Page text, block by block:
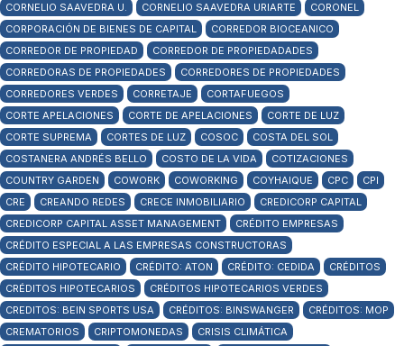
CORNELIO SAAVEDRA U.
CORNELIO SAAVEDRA URIARTE
CORONEL
CORPORACIÓN DE BIENES DE CAPITAL
CORREDOR BIOCEANICO
CORREDOR DE PROPIEDAD
CORREDOR DE PROPIEDADADES
CORREDORAS DE PROPIEDADES
CORREDORES DE PROPIEDADES
CORREDORES VERDES
CORRETAJE
CORTAFUEGOS
CORTE APELACIONES
CORTE DE APELACIONES
CORTE DE LUZ
CORTE SUPREMA
CORTES DE LUZ COSOC
COSTA DEL SOL
COSTANERA ANDRÉS BELLO
COSTO DE LA VIDA
COTIZACIONES
COUNTRY GARDEN
COWORK COWORKING COYHAIQUE CPC
CPI
CRE
CREANDO REDES CRECE INMOBILIARIO
CREDICORP CAPITAL
CREDICORP CAPITAL ASSET MANAGEMENT
CRÉDITO EMPRESAS
CRÉDITO ESPECIAL A LAS EMPRESAS CONSTRUCTORAS
CRÉDITO HIPOTECARIO
CRÉDITO: ATON CRÉDITO: CEDIDA
CRÉDITOS
CRÉDITOS HIPOTECARIOS
CRÉDITOS HIPOTECARIOS VERDES
CREDITOS: BEIN SPORTS USA
CRÉDITOS: BINSWANGER
CRÉDITOS: MOP
CREMATORIOS
CRIPTOMONEDAS
CRISIS CLIMÁTICA